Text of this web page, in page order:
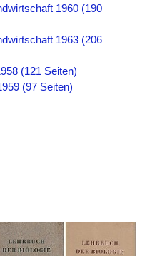
1960 (190
1963 (206
(121 Seiten)
(97 Seiten)